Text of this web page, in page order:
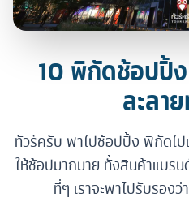
10 พิกัดช้อปปิ้
ละลา
ทัวร์ครับ พาไปช้อปปิ้ง พิกัดไป
ให้ช้อปมากมาย ทั้งสินค้าแบร
ที่ๆ เราจะพาไปรับรอง